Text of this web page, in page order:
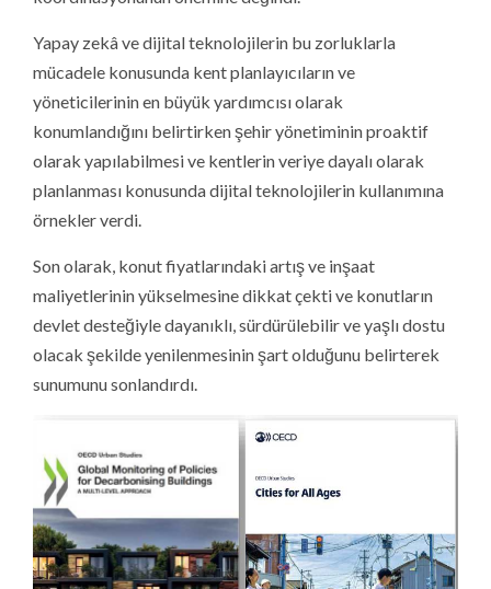
Yapay zekâ ve dijital teknolojilerin bu zorluklarla
mücadele konusunda kent planlayıcıların ve
yöneticilerinin en büyük yardımcısı olarak
konumlandığını belirtirken şehir yönetiminin proaktif
olarak yapılabilmesi ve kentlerin veriye dayalı olarak
planlanması konusunda dijital teknolojilerin kullanımına
örnekler verdi.
Son olarak, konut fiyatlarındaki artış ve inşaat
maliyetlerinin yükselmesine dikkat çekti ve konutların
devlet desteğiyle dayanıklı, sürdürülebilir ve yaşlı dostu
olacak şekilde yenilenmesinin şart olduğunu belirterek
sunumunu sonlandırdı.